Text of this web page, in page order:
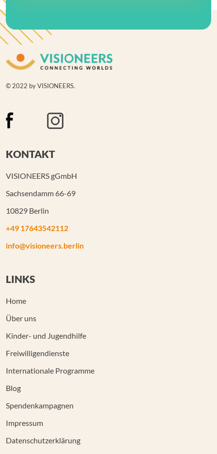
© 2022 by VISIONEERS.
KONTAKT
VISIONEERS gGmbH
Sachsendamm 66-69
10829 Berlin
+49 17643542112
info@visioneers.berlin
LINKS
Home
Über uns
Kinder- und Jugendhilfe
Freiwilligendienste
Internationale Programme
Blog
Spendenkampagnen
Impressum
Datenschutzerklärung